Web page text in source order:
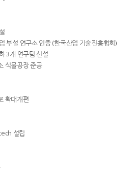
부설 연구소 인증 (한국산업 기술진흥협회)
3개 연구팀 신설
식물공장 준공
확대개편
설립